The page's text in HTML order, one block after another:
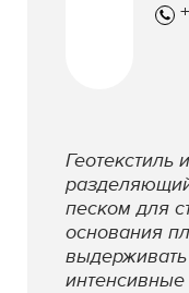
Геотекстиль
песком для
основания
интенсивные